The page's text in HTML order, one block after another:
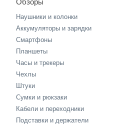
Наушники и колонки
Аккумуляторы и зарядки
Смартфоны
Планшеты
Часы и трекеры
Чехлы
Штуки
Сумки и рюкзаки
Кабели и переходники
Подставки и держатели